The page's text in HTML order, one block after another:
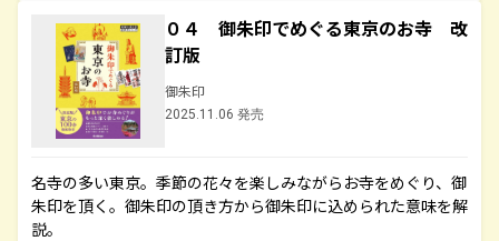
０４ 御朱印でめぐる東京のお寺 改
訂版
御朱印
2025.11.06 発売
名寺の多い東京。季節の花々を楽しみながらお寺をめぐり、御
朱印を頂く。御朱印の頂き方から御朱印に込められた意味を解
説。